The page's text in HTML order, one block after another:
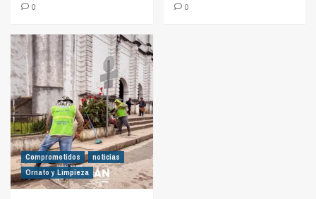
0
0
Comprometidos
noticias
Ornato y Limpieza